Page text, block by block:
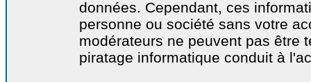
données. Cependant, ces
personne ou société sans votre
modérateurs ne peuvent pas être
piratage informatique conduit à